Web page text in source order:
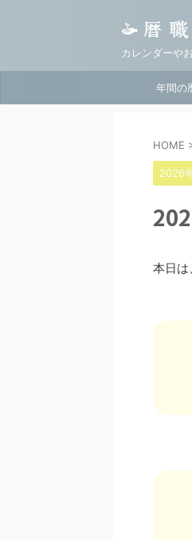
カレンダーや
年間の
HOME
2026
本日は